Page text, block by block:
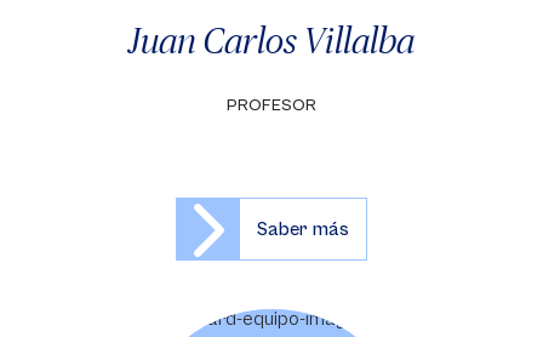
Juan Carlos Villalba
PROFESOR
Saber más